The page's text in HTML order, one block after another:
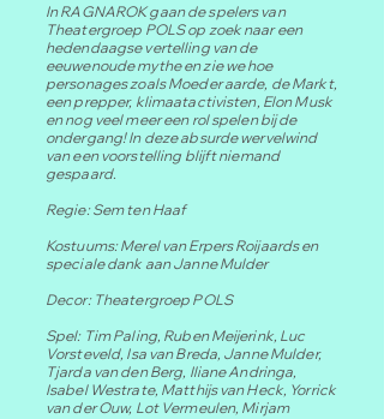
In RAGNAROK gaan de spelers van
Theatergroep POLS op zoek naar een
hedendaagse vertelling van de
eeuwenoude mythe en zie we hoe
personages zoals Moeder aarde, de Markt,
een prepper, klimaatactivisten, Elon Musk
en nog veel meer een rol spelen bij de
ondergang! In deze absurde wervelwind
van een voorstelling blijft niemand
gespaard.
Regie: Sem ten Haaf
Kostuums: Merel van Erpers Roijaards en
speciale dank aan Janne Mulder
Decor: Theatergroep POLS
Spel: Tim Paling, Ruben Meijerink, Luc
Vorsteveld, Isa van Breda, Janne Mulder,
Tjarda van den Berg, Iliane Andringa,
Isabel Westrate, Matthijs van Heck, Yorrick
van der Ouw, Lot Vermeulen, Mirjam